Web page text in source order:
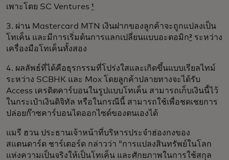
เพาะโดย SC Ventures ¹
3. ผ่าน Mastercard MTN เงินฝากของลูกค้าจะถูกแปลงเป็น
โทเค็น และมีการเริ่มต้นการแลกเปลี่ยนแบบอะตอมิก²ระหว่าง
เครื่องมือโทเค็นทั้งสอง
4. ผลลัพธ์ที่ได้คือธุรกรรมที่โปร่งใสและเกิดขึ้นแบบเรียลไทม์
ระหว่าง SCBHK และ Mox โดยลูกค้าปลายทางจะได้รับ
Access เครดิตคาร์บอนในรูปแบบโทเค็น สามารถเก็บเงินนี้ไว้
ในกระเป๋าเงินดิจิทัล หรือในกรณีนี้ สามารถใช้เพื่อชดเชยการ
ปล่อยก๊าซคาร์บอนไดออกไซด์ของตนเองได้
แมรี ฮวน ประธานเจ้าหน้าที่บริหารประจำฮ่องกงของ
สแตนดาร์ด ชาร์เตอร์ด กล่าวว่า “การแปลงสินทรัพย์ในโลก
แห่งความเป็นจริงให้เป็นโทเค็น และศักยภาพในการใช้สกุล